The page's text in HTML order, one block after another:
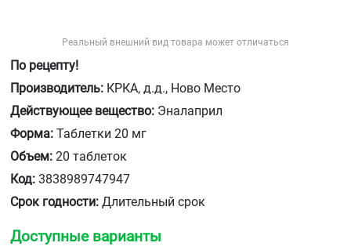
Реальный внешний вид товара может отличаться
По рецепту!
Производитель: КРКА, д.д., Ново Место
Действующее вещество: Эналаприл
Форма: Таблетки 20 мг
Объем: 20 таблеток
Код: 3838989747947
Срок годности: Длительный срок
Доступные варианты